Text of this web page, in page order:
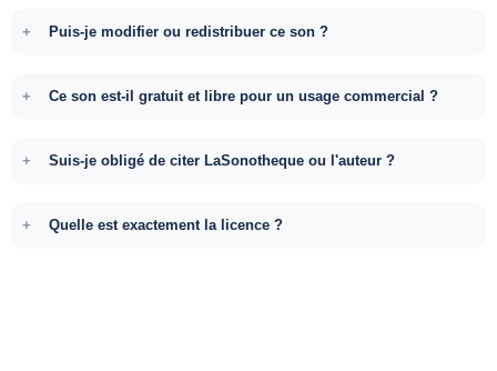
Puis-je modifier ou redistribuer ce son ?
Ce son est-il gratuit et libre pour un usage commercial ?
Suis-je obligé de citer LaSonotheque ou l'auteur ?
Quelle est exactement la licence ?